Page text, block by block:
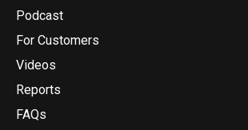
Podcast
For Customers
Videos
Reports
FAQs